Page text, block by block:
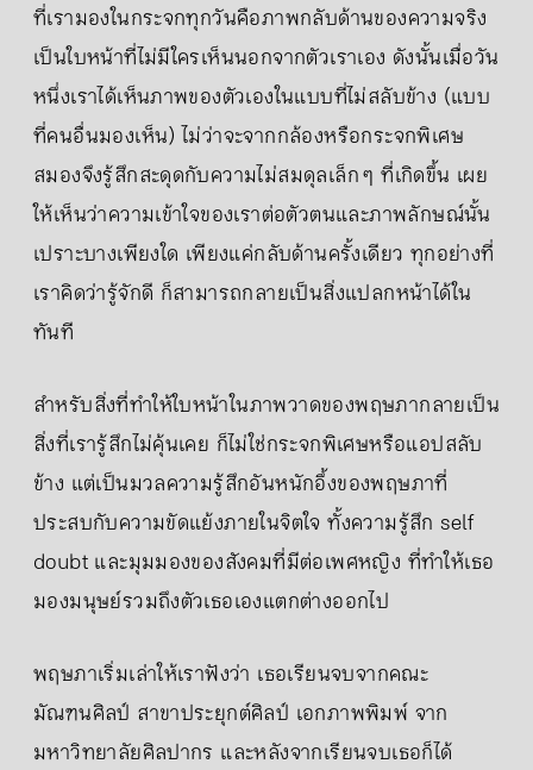
ที่เรามองในกระจกทุกวันคือภาพกลับด้านของความจริง
เป็นใบหน้าที่ไม่มีใครเห็นนอกจากตัวเราเอง ดังนั้นเมื่อวัน
หนึ่งเราได้เห็นภาพของตัวเองในแบบที่ไม่สลับข้าง (แบบ
ที่คนอื่นมองเห็น) ไม่ว่าจะจากกล้องหรือกระจกพิเศษ
สมองจึงรู้สึกสะดุดกับความไม่สมดุลเล็ก ๆ ที่เกิดขึ้น เผย
ให้เห็นว่าความเข้าใจของเราต่อตัวตนและภาพลักษณ์นั้น
เปราะบางเพียงใด เพียงแค่กลับด้านครั้งเดียว ทุกอย่างที่
เราคิดว่ารู้จักดี ก็สามารถกลายเป็นสิ่งแปลกหน้าได้ใน
ทันที
สำหรับสิ่งที่ทำให้ใบหน้าในภาพวาดของพฤษภากลายเป็น
สิ่งที่เรารู้สึกไม่คุ้นเคย ก็ไม่ใช่กระจกพิเศษหรือแอปสลับ
ข้าง แต่เป็นมวลความรู้สึกอันหนักอึ้งของพฤษภาที่
ประสบกับความขัดแย้งภายในจิตใจ ทั้งความรู้สึก self
doubt และมุมมองของสังคมที่มีต่อเพศหญิง ที่ทำให้เธอ
มองมนุษย์รวมถึงตัวเธอเองแตกต่างออกไป
พฤษภาเริ่มเล่าให้เราฟังว่า เธอเรียนจบจากคณะ
มัณฑนศิลป์ สาขาประยุกต์ศิลป์ เอกภาพพิมพ์ จาก
มหาวิทยาลัยศิลปากร และหลังจากเรียนจบเธอก็ได้